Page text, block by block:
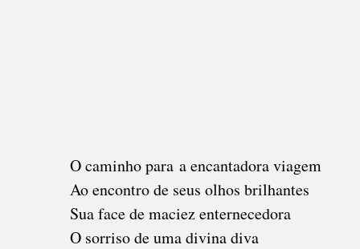
O caminho para a encantadora viagem
Ao encontro de seus olhos brilhantes
Sua face de maciez enternecedora
O sorriso de uma divina diva